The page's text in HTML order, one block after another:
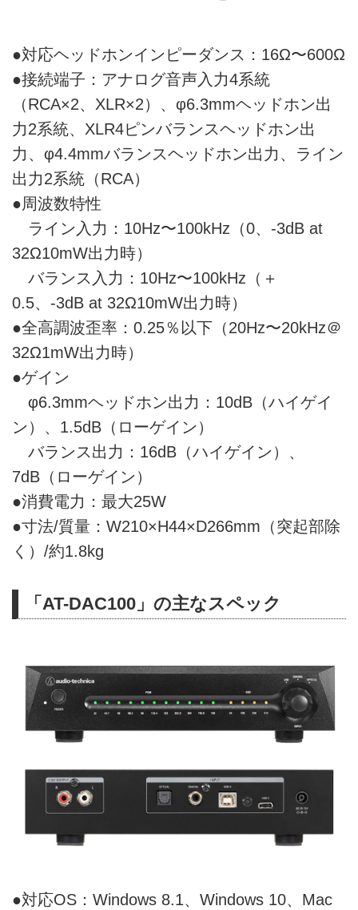
●対応ヘッドホンインピーダンス：16Ω〜600Ω
●接続端子：アナログ音声入力4系統
（RCA×2、XLR×2）、φ6.3mmヘッドホン出
力2系統、XLR4ピンバランスヘッドホン出
力、φ4.4mmバランスヘッドホン出力、ライン
出力2系統（RCA）
●周波数特性
ライン入力：10Hz〜100kHz（0、-3dB at
32Ω10mW出力時）
バランス入力：10Hz〜100kHz（＋
0.5、-3dB at 32Ω10mW出力時）
●全高調波歪率：0.25％以下（20Hz〜20kHz＠
32Ω1mW出力時）
●ゲイン
φ6.3mmヘッドホン出力：10dB（ハイゲイ
ン）、1.5dB（ローゲイン）
バランス出力：16dB（ハイゲイン）、
7dB（ローゲイン）
●消費電力：最大25W
●寸法/質量：W210×H44×D266mm（突起部除
く）/約1.8kg
「AT-DAC100」の主なスペック
●対応OS：Windows 8.1、Windows 10、Mac